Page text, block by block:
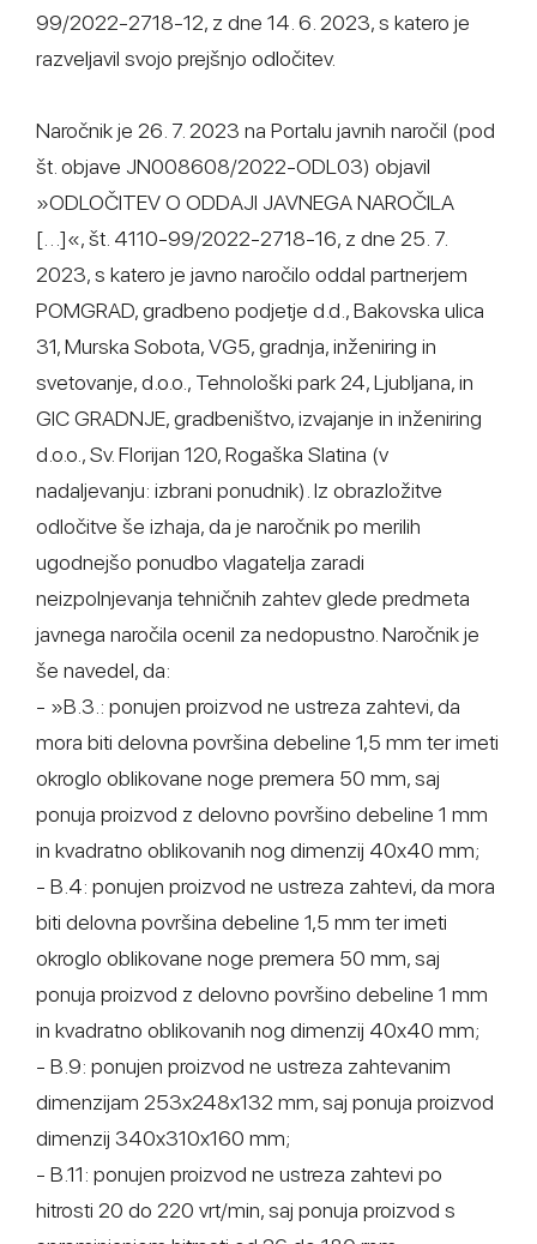
99/2022-2718-12, z dne 14. 6. 2023, s katero je
razveljavil svojo prejšnjo odločitev.
Naročnik je 26. 7. 2023 na Portalu javnih naročil (pod
št. objave JN008608/2022-ODL03) objavil
»ODLOČITEV O ODDAJI JAVNEGA NAROČILA
[…]«, št. 4110-99/2022-2718-16, z dne 25. 7.
2023, s katero je javno naročilo oddal partnerjem
POMGRAD, gradbeno podjetje d.d., Bakovska ulica
31, Murska Sobota, VG5, gradnja, inženiring in
svetovanje, d.o.o., Tehnološki park 24, Ljubljana, in
GIC GRADNJE, gradbeništvo, izvajanje in inženiring
d.o.o., Sv. Florijan 120, Rogaška Slatina (v
nadaljevanju: izbrani ponudnik). Iz obrazložitve
odločitve še izhaja, da je naročnik po merilih
ugodnejšo ponudbo vlagatelja zaradi
neizpolnjevanja tehničnih zahtev glede predmeta
javnega naročila ocenil za nedopustno. Naročnik je
še navedel, da:
- »B.3.: ponujen proizvod ne ustreza zahtevi, da
mora biti delovna površina debeline 1,5 mm ter imeti
okroglo oblikovane noge premera 50 mm, saj
ponuja proizvod z delovno površino debeline 1 mm
in kvadratno oblikovanih nog dimenzij 40x40 mm;
- B.4: ponujen proizvod ne ustreza zahtevi, da mora
biti delovna površina debeline 1,5 mm ter imeti
okroglo oblikovane noge premera 50 mm, saj
ponuja proizvod z delovno površino debeline 1 mm
in kvadratno oblikovanih nog dimenzij 40x40 mm;
- B.9: ponujen proizvod ne ustreza zahtevanim
dimenzijam 253x248x132 mm, saj ponuja proizvod
dimenzij 340x310x160 mm;
- B.11: ponujen proizvod ne ustreza zahtevi po
hitrosti 20 do 220 vrt/min, saj ponuja proizvod s